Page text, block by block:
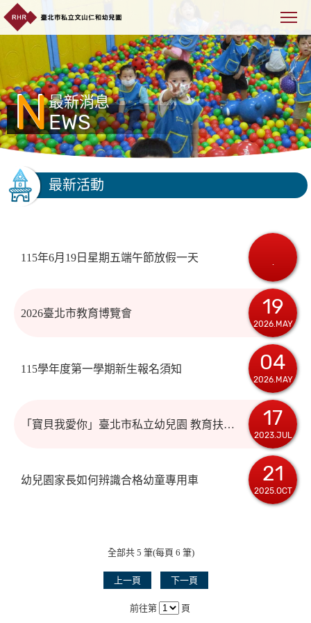
NEWS
最新消息
最新活動
115年6月19日星期五端午節放假一天
2026臺北市教育博覽會 19
2026.MAY
115學年度第一學期新生報名須知 04
2026.MAY
「寶貝我愛你」臺北市私立幼兒園 教育扶助差額補助方案 17
2023.JUL
幼兒園家長如何辨識合格幼童專用車 21
2025.OCT
全部共 5 筆(每頁 6 筆)
上一頁 下一頁
前往第 頁